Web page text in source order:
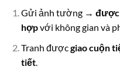
Gửi ảnh tường → được
hợpvới không gian và
Tranh đượcgiao cuộn
tiết.